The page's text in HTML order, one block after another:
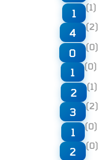
1 (1)
4 (2)
0 (0)
1 (0)
2 (1)
3 (2)
1 (0)
2 (0)